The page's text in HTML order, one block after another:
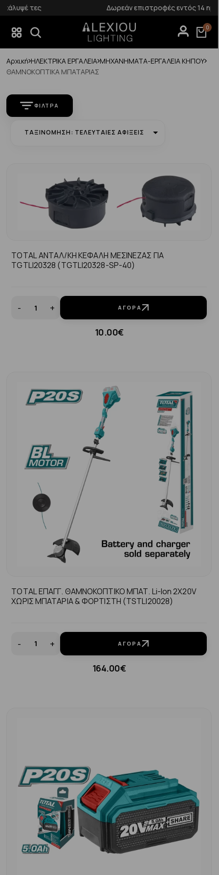
Δωρεάν επιστροφές εντός 14 ημερών
0
Αρχική ΗΛΕΚΤΡΙΚΑ ΕΡΓΑΛΕΙΑ ΜΗΧΑΝΗΜΑΤΑ-ΕΡΓΑΛΕΙΑ ΚΗΠΟΥ
ΘΑΜΝΟΚΟΠΤΙΚΑ ΜΠΑΤΑΡΙΑΣ
ΦΊΛΤΡΑ
ΤΑΞΙΝΌΜΗΣΗ: ΤΕΛΕΥΤΑΊΕΣ ΑΦΊΞΕΙΣ
TOTAL ΑΝΤΑΛ/ΚΗ ΚΕΦΑΛΗ ΜΕΣΙΝΕΖΑΣ ΓΙΑ
TGTLI20328 (TGTLI20328-SP-40)
- + ΑΓΟΡΆ
10.00€
TOTAL ΕΠΑΓΓ. ΘΑΜΝΟΚΟΠΤΙΚΟ ΜΠΑΤ. Li-Ion 2X20V
ΧΩΡΙΣ ΜΠΑΤΑΡΙΑ & ΦΟΡΤΙΣΤΗ (TSTLI20028)
- + ΑΓΟΡΆ
164.00€